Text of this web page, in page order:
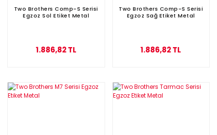
Two Brothers Comp-S Serisi
Egzoz Sol Etiket Metal
1.886,82 TL
Two Brothers Comp-S Serisi
Egzoz Sağ Etiket Metal
1.886,82 TL